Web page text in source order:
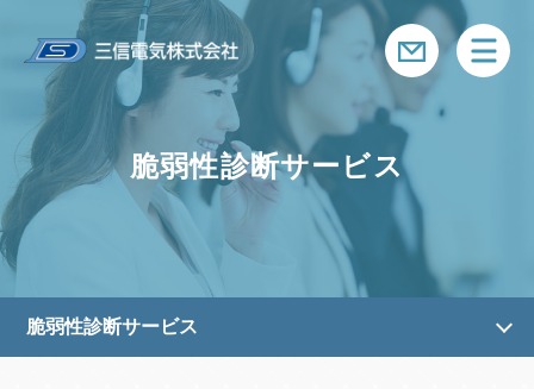
メ
脆弱性診断サービス
脆弱性診断サービス